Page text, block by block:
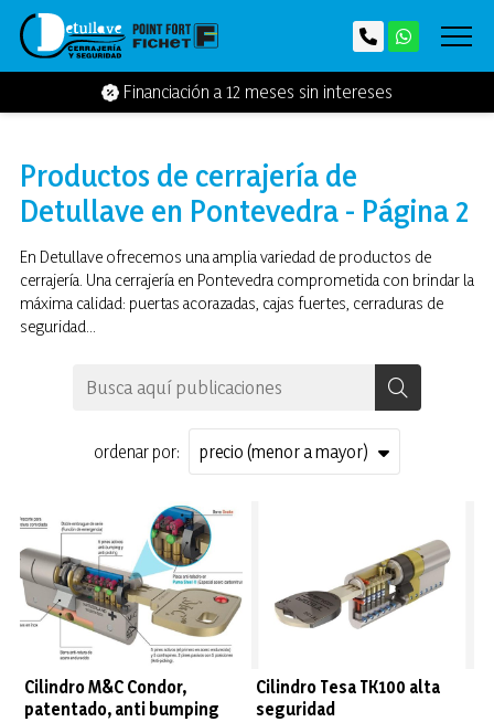
Financiación a 12 meses sin intereses
Productos de cerrajería de
Detullave en Pontevedra - Página 2
En Detullave ofrecemos una amplia variedad de productos de
cerrajería. Una cerrajería en Pontevedra comprometida con brindar la
máxima calidad: puertas acorazadas, cajas fuertes, cerraduras de
seguridad...
ordenar por:
Cilindro M&C Condor,
patentado, anti bumping
Cilindro Tesa TK100 alta
seguridad